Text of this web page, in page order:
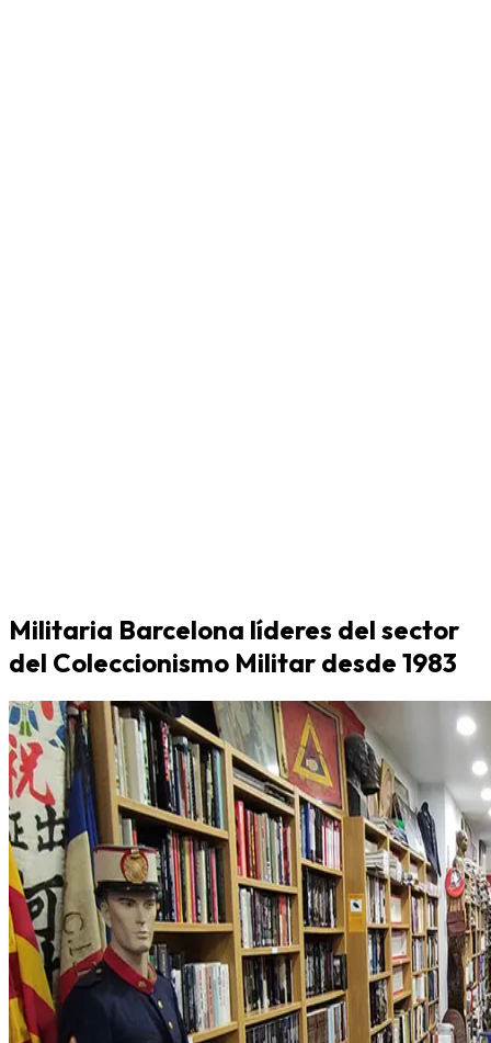
Militaria Barcelona líderes del sector
del Coleccionismo Militar desde 1983